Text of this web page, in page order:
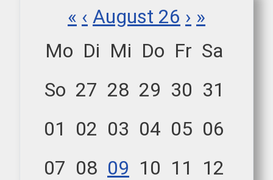
« ‹ August 26 › »
Mo Di Mi Do Fr Sa
So 27 28 29 30 31
01
02 03 04 05 06
07 08 09 10 11
12